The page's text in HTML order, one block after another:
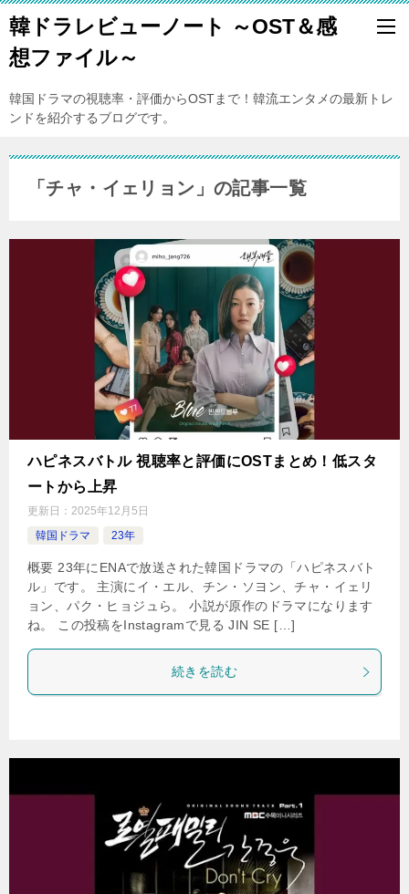
韓ドラレビューノート ～OST＆感
想ファイル～
韓国ドラマの視聴率・評価からOSTまで！韓流エンタメの最新トレ
ンドを紹介するブログです。
「チャ・イェリョン」の記事一覧
ハピネスバトル 視聴率と評価にOSTまとめ！低スタ
ートから上昇
更新日： 2025年12月5日
韓国ドラマ
23年
概要 23年にENAで放送された韓国ドラマの「ハピネスバト
ル」です。 主演にイ・エル、チン・ソヨン、チャ・イェリ
ョン、パク・ヒョジュら。 小説が原作のドラマになります
ね。 この投稿をInstagramで見る JIN SE […]
続きを読む